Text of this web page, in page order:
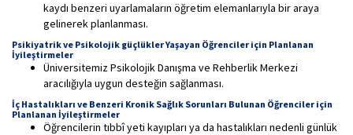
kaydı benzeri uyarlamaların öğretim elemanlarıyla bir araya
gelinerek planlanması.
Psikiyatrik ve Psikolojik güçlükler Yaşayan Öğrenciler için Planlanan
İyileştirmeler
Üniversitemiz Psikolojik Danışma ve Rehberlik Merkezi
aracılığıyla uygun desteğin sağlanması.
İç Hastalıkları ve Benzeri Kronik Sağlık Sorunları Bulunan Öğrenciler için
Planlanan İyileştirmeler
Öğrencilerin tıbbî yeti kayıpları ya da hastalıkları nedenli günlük